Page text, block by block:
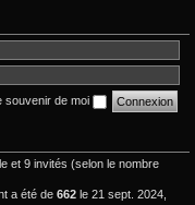
souvenir de moi
et 9 invités (selon le nombre
a été de 662 le 21 sept. 2024,